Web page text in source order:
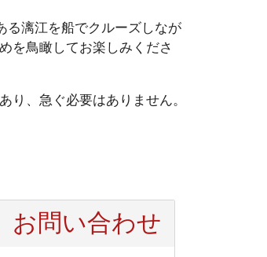
漓江を船でクルーズしなが
を鳥瞰してお楽しみくださ
、急ぐ必要はありません。
お問い合わせ